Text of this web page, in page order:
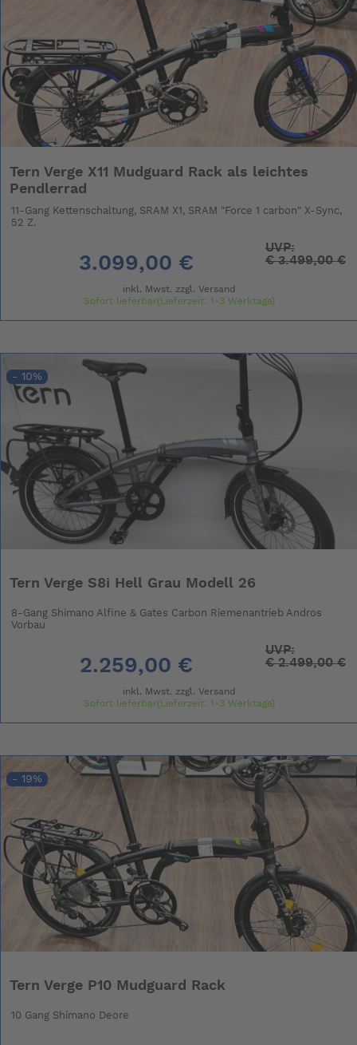
Tern Verge X11 Mudguard Rack als leichtes
Pendlerrad
11-Gang Kettenschaltung, SRAM X1, SRAM "Force 1 carbon" X-Sync,
52 Z.
3.099,00 €
UVP:
€3.499,00 €
inkl. Mwst. zzgl. Versand
Sofort lieferbar(Lieferzeit: 1-3 Werktage)
- 10%
Tern Verge S8i Hell Grau Modell 26
8-Gang Shimano Alfine & Gates Carbon Riemenantrieb Andros
Vorbau
2.259,00 €
UVP:
€2.499,00 €
inkl. Mwst. zzgl. Versand
Sofort lieferbar(Lieferzeit: 1-3 Werktage)
- 19%
Tern Verge P10 Mudguard Rack
10 Gang Shimano Deore